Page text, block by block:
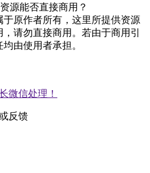
源能否直接商用？
原作者所有，这里所提供资源
请勿直接商用。若由于商用引
由使用者承担。
微信处理！
反馈